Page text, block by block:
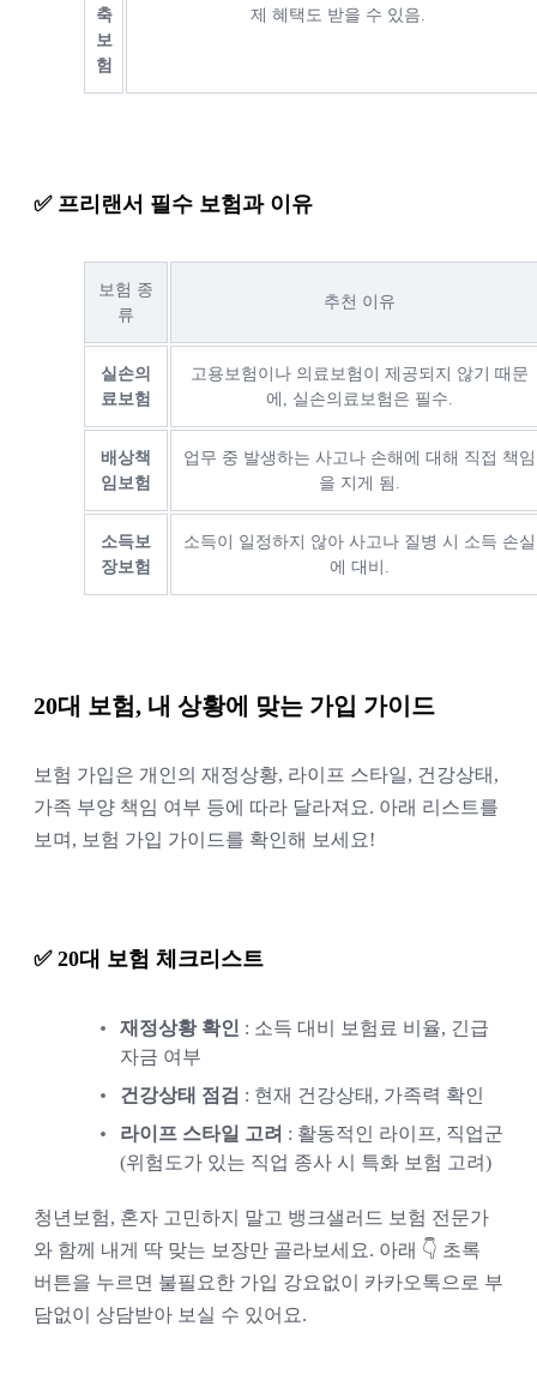
축
보
험
제 혜택도 받을 수 있음.
✅ 프리랜서 필수 보험과 이유
보험 종
류
추천 이유
실손의
료보험
고용보험이나 의료보험이 제공되지 않기 때문
에, 실손의료보험은 필수.
배상책
임보험
업무 중 발생하는 사고나 손해에 대해 직접 책임
을 지게 됨.
소득보
장보험
소득이 일정하지 않아 사고나 질병 시 소득 손실
에 대비.
20대 보험, 내 상황에 맞는 가입 가이드
보험 가입은 개인의 재정상황, 라이프 스타일, 건강상태,
가족 부양 책임 여부 등에 따라 달라져요. 아래 리스트를
보며, 보험 가입 가이드를 확인해 보세요!
✅ 20대 보험 체크리스트
재정상황 확인 : 소득 대비 보험료 비율, 긴급
자금 여부
건강상태 점검 : 현재 건강상태, 가족력 확인
라이프 스타일 고려 : 활동적인 라이프, 직업군
(위험도가 있는 직업 종사 시 특화 보험 고려)
청년보험, 혼자 고민하지 말고 뱅크샐러드 보험 전문가
와 함께 내게 딱 맞는 보장만 골라보세요. 아래 👇 초록
버튼을 누르면 불필요한 가입 강요없이 카카오톡으로 부
담없이 상담받아 보실 수 있어요.